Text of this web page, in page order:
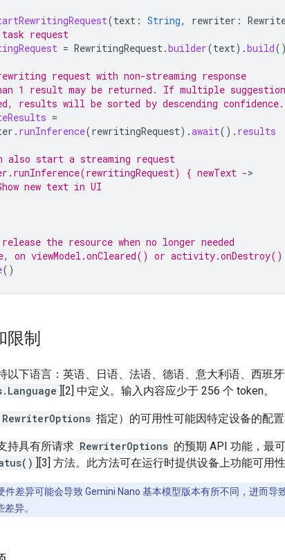
(text : String, rewriter :
request
= RewritingRequest.builder(text).build()
request with non-streaming response
1 result may be returned. If multiple
results will be sorted by descending confidence.
=
. runInference(rewritingRequest).await(). results
also start a streaming request
{ newText -
new text in UI
the resource when no longer needed
on viewModel.onCleared() or activity.onDestroy()
()
限制
以下语言：英语、日语、法语、德语、意大利语、西班
][2] 中定义。输入内容应少于 256 个 token。
RewriterOptions 指定）的可用性可能因特定设备的配
持具有所请求 RewriterOptions 的预期 API 功能，最
][3] 方法。此方法可在运行时提供设备上功能可用性
件差异可能会导致 Gemini Nano 基本模型版本有所不同，进而导
异。